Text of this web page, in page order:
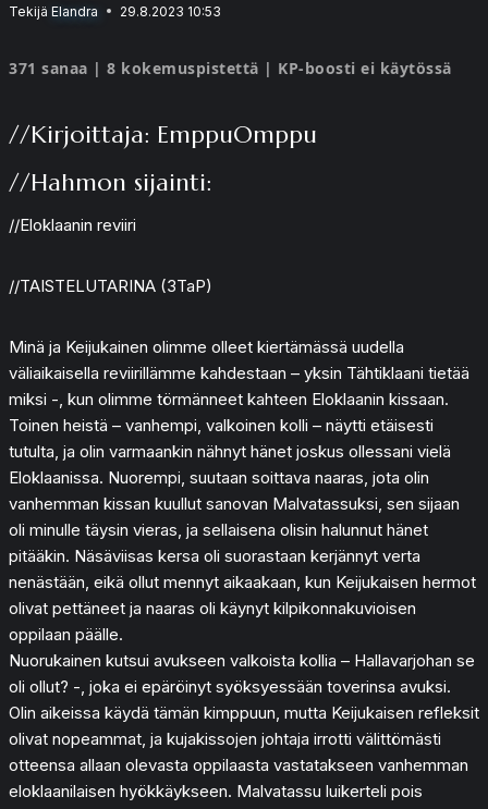
Tekijä Elandra 29.8.2023 10:53
371 sanaa | 8 kokemuspistettä | KP-boosti ei käytössä
//Kirjoittaja: EmppuOmppu
//Hahmon sijainti:
//Eloklaanin reviiri
//TAISTELUTARINA (3TaP)
Minä ja Keijukainen olimme olleet kiertämässä uudella
väliaikaisella reviirillämme kahdestaan – yksin Tähtiklaani tietää
miksi -, kun olimme törmänneet kahteen Eloklaanin kissaan.
Toinen heistä – vanhempi, valkoinen kolli – näytti etäisesti
tutulta, ja olin varmaankin nähnyt hänet joskus ollessani vielä
Eloklaanissa. Nuorempi, suutaan soittava naaras, jota olin
vanhemman kissan kuullut sanovan Malvatassuksi, sen sijaan
oli minulle täysin vieras, ja sellaisena olisin halunnut hänet
pitääkin. Näsäviisas kersa oli suorastaan kerjännyt verta
nenästään, eikä ollut mennyt aikaakaan, kun Keijukaisen hermot
olivat pettäneet ja naaras oli käynyt kilpikonnakuvioisen
oppilaan päälle.
Nuorukainen kutsui avukseen valkoista kollia – Hallavarjohan se
oli ollut? -, joka ei epäröinyt syöksyessään toverinsa avuksi.
Olin aikeissa käydä tämän kimppuun, mutta Keijukaisen refleksit
olivat nopeammat, ja kujakissojen johtaja irrotti välittömästi
otteensa allaan olevasta oppilaasta vastatakseen vanhemman
eloklaanilaisen hyökkäykseen. Malvatassu luikerteli pois